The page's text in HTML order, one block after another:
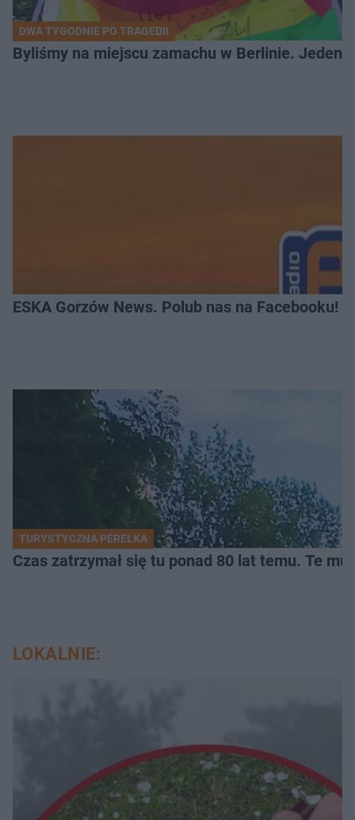
DWA TYGODNIE PO TRAGEDII
Byliśmy na miejscu zamachu w Berlinie. Jeden
ESKA Gorzów News. Polub nas na Facebooku!
TURYSTYCZNA PEREŁKA
Czas zatrzymał się tu ponad 80 lat temu. Te
LOKALNIE: